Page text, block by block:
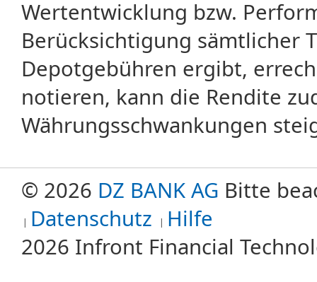
Wertentwicklung bzw.
Berücksichtigung sämtlicher
Depotgebühren ergibt,
notieren, kann die Rendite
Währungsschwankungen
© 2026 DZ BANK AG Bitte
Datenschutz Hilfe
2026 Infront Financial